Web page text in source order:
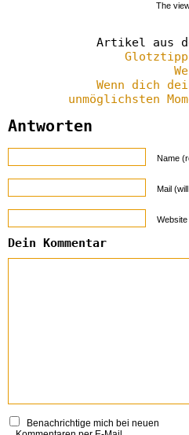
The
Artikel aus
Wenn dich
unmöglichsten
Antworten
Name
Mail
Website
Dein Kommentar
Benachrichtige mich bei neuen